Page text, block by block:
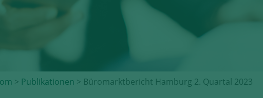
> Publikationen > Büromarktbericht Hamburg 2. Quartal 2023